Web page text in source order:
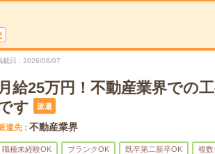
載日 2026/08/07
月給25万円！不動産業界での
す
派遣
遣先 不動産業界
職種未経験OK ブランクOK 既卒第二新卒OK 複数